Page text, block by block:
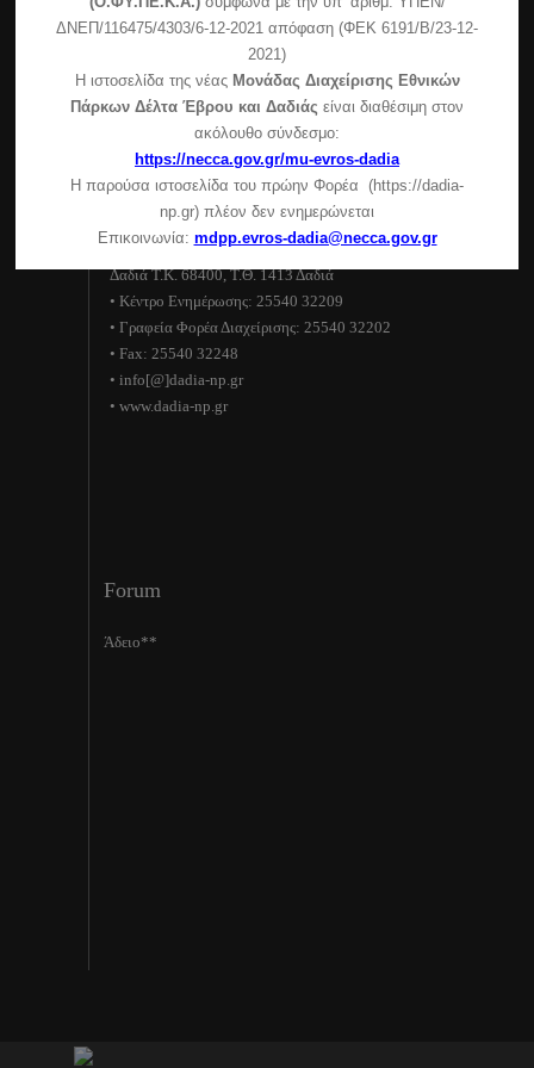
Πεσσάνης)
Συμμετοχή της μονάδας διαχείρισης στην εκδήλωση
του δήμου Σουφλίου
Ανακοίνωση για τη λειτουργία του Κέντρου
Ενημέρωσης – Κυριακές και αργίες
Στοιχεία επικοινωνίας
Εθνικό Πάρκο Δάσους Δαδιάς–Λευκίμης–Σουφλίου
Δαδιά Τ.Κ. 68400, Τ.Θ. 1413 Δαδιά
• Κέντρο Ενημέρωσης: 25540 32209
• Γραφεία Φορέα Διαχείρισης: 25540 32202
• Fax: 25540 32248
• info[@]dadia-np.gr
• www.dadia-np.gr
Forum
Άδειο**
ΔΝΕΠ/116475/4303/6-12-2021 απόφαση (ΦΕΚ 6191/Β/23-12-
2021)
Η ιστοσελίδα της νέας Μονάδας Διαχείρισης Εθνικών
Πάρκων Δέλτα Έβρου και Δαδιάς είναι διαθέσιμη στον
ακόλουθο σύνδεσμο:
https://necca.gov.gr/mu-evros-dadia
Η παρούσα ιστοσελίδα του πρώην Φορέα (https://dadia-
np.gr) πλέον δεν ενημερώνεται
Επικοινωνία: mdpp.evros-dadia@necca.gov.gr